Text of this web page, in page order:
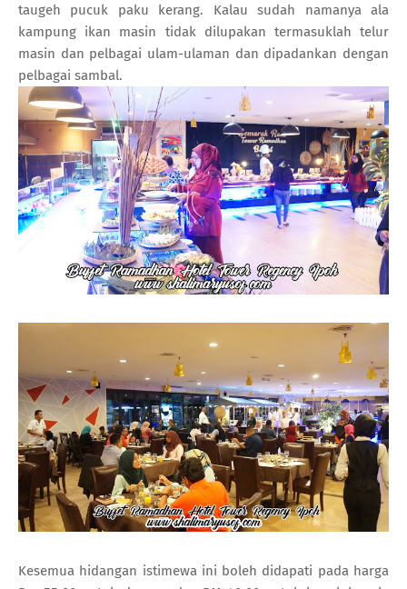
taugeh pucuk paku kerang. Kalau sudah namanya ala
kampung ikan masin tidak dilupakan termasuklah telur
masin dan pelbagai ulam-ulaman dan dipadankan dengan
pelbagai sambal.
Kesemua hidangan istimewa ini boleh didapati pada harga